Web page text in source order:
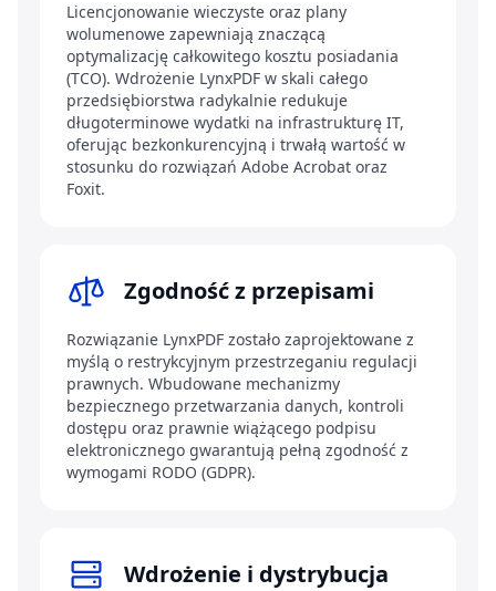
Licencjonowanie wieczyste oraz plany
wolumenowe zapewniają znaczącą
optymalizację całkowitego kosztu posiadania
(TCO). Wdrożenie LynxPDF w skali całego
przedsiębiorstwa radykalnie redukuje
długoterminowe wydatki na infrastrukturę IT,
oferując bezkonkurencyjną i trwałą wartość w
stosunku do rozwiązań Adobe Acrobat oraz
Foxit.
Zgodność z przepisami
Rozwiązanie LynxPDF zostało zaprojektowane z
myślą o restrykcyjnym przestrzeganiu regulacji
prawnych. Wbudowane mechanizmy
bezpiecznego przetwarzania danych, kontroli
dostępu oraz prawnie wiążącego podpisu
elektronicznego gwarantują pełną zgodność z
wymogami RODO (GDPR).
Wdrożenie i dystrybucja